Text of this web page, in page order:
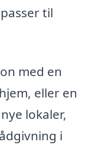
til
med en
eller en
lokaler,
i